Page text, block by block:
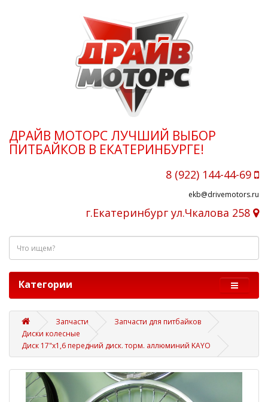
ДРАЙВ МОТОРС ЛУЧШИЙ ВЫБОР
ПИТБАЙКОВ В ЕКАТЕРИНБУРГЕ!
8 (922) 144-44-69
ekb@drivemotors.ru
г.Екатеринбург ул.Чкалова 258
Категории
Запчасти
Запчасти для питбайков
Диски колесные
Диск 17"х1,6 передний диск. торм. аллюминий KAYO